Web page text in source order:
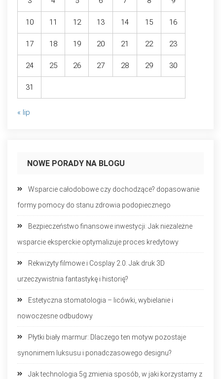
10 11 12 13 14 15 16
17 18 19 20 21 22 23
24 25 26 27 28 29 30
31
« lip
NOWE PORADY NA BLOGU
Wsparcie całodobowe czy dochodzące? dopasowanie
formy pomocy do stanu zdrowia podopiecznego
Bezpieczeństwo finansowe inwestycji: Jak niezależne
wsparcie eksperckie optymalizuje proces kredytowy
Rekwizyty filmowe i Cosplay 2.0: Jak druk 3D
urzeczywistnia fantastykę i historię?
Estetyczna stomatologia – licówki, wybielanie i
nowoczesne odbudowy
Płytki biały marmur: Dlaczego ten motyw pozostaje
synonimem luksusu i ponadczasowego designu?
Jak technologia 5g zmienia sposób, w jaki korzystamy z